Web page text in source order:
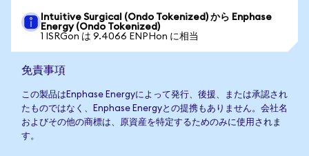
Intuitive Surgical (Ondo Tokenized) から Enphase
Energy (Ondo Tokenized)
1 ISRGon は 9.4066 ENPHon に相当
免責事項
この製品はEnphase Energyによって発行、後援、または承認され
たものではなく、Enphase Energyとの提携もありません。会社名
およびその他の商標は、原資産を特定するためのみに使用されま
す。